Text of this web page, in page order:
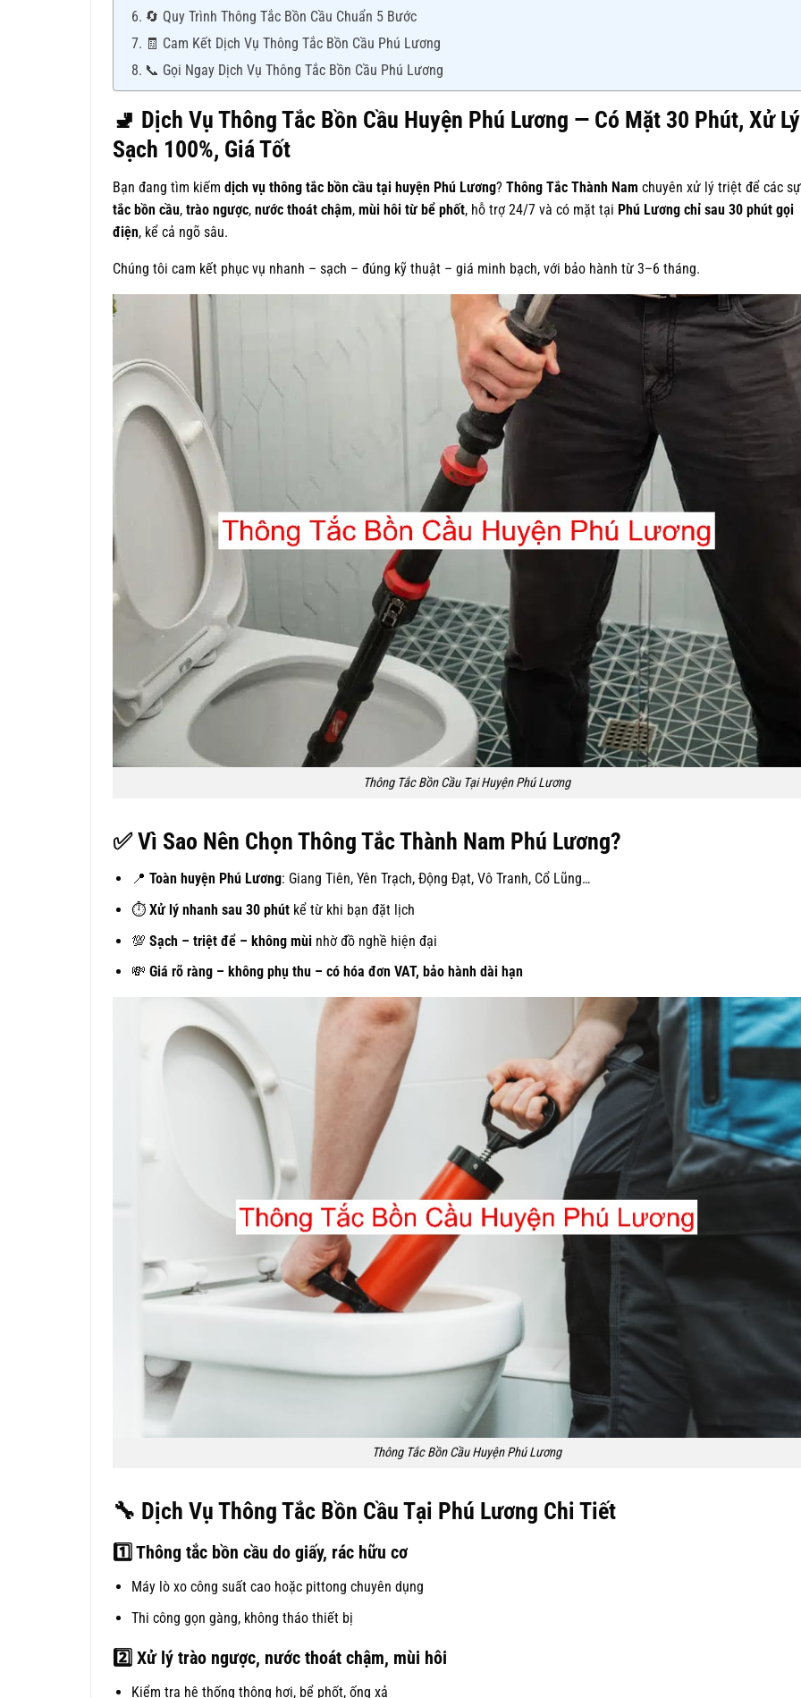
🔄 Quy Trình Thông Tắc Bồn Cầu Chuẩn 5 Bước
🧾 Cam Kết Dịch Vụ Thông Tắc Bồn Cầu Phú Lương
📞 Gọi Ngay Dịch Vụ Thông Tắc Bồn Cầu Phú Lương
🚽 Dịch Vụ Thông Tắc Bồn Cầu Huyện Phú Lương — Có Mặt 30 Phút, Xử Lý
Sạch 100%, Giá Tốt
Bạn đang tìm kiếm dịch vụ thông tắc bồn cầu tại huyện Phú Lương? Thông Tắc Thành Nam chuyên xử lý triệt để các
tắc bồn cầu, trào ngược, nước thoát chậm, mùi hôi từ bể phốt, hỗ trợ 24/7 và có mặt tại Phú Lương chỉ sau 30 phút gọi
điện, kể cả ngõ sâu.
Chúng tôi cam kết phục vụ nhanh – sạch – đúng kỹ thuật – giá minh bạch, với bảo hành từ 3–6 tháng.
Thông Tắc Bồn Cầu Tại Huyện Phú Lương
✅Vì Sao Nên Chọn Thông Tắc Thành Nam Phú Lương?
📍 Toàn huyện Phú Lương: Giang Tiên, Yên Trạch, Động Đạt, Vô Tranh, Cổ Lũng…
⏱ Xử lý nhanh sau 30 phútkể từ khi bạn đặt lịch
💯 Sạch – triệt để – không mùinhờ đồ nghề hiện đại
💸 Giá rõ ràng – không phụ thu – có hóa đơn VAT, bảo hành dài hạn
Thông Tắc Bồn Cầu Huyện Phú Lương
🔧 Dịch Vụ Thông Tắc Bồn Cầu Tại Phú Lương Chi Tiết
1️ Thông tắc bồn cầu do giấy, rác hữu cơ
Máy lò xo công suất cao hoặc pittong chuyên dụng
Thi công gọn gàng, không tháo thiết bị
2️ Xử lý trào ngược, nước thoát chậm, mùi hôi
Kiểm tra hệ thống thông hơi, bể phốt, ống xả